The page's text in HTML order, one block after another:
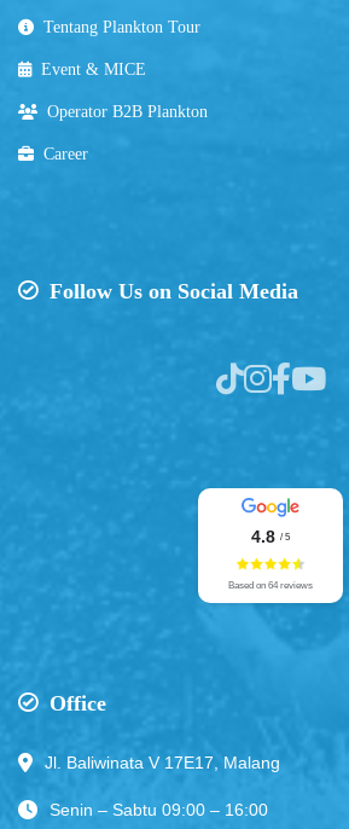
Tentang Plankton Tour
Event & MICE
Operator B2B Plankton
Career
Follow Us on Social Media
4.8 / 5
Based on 64 reviews
Office
Jl. Baliwinata V 17E17, Malang
Senin – Sabtu 09:00 – 16:00